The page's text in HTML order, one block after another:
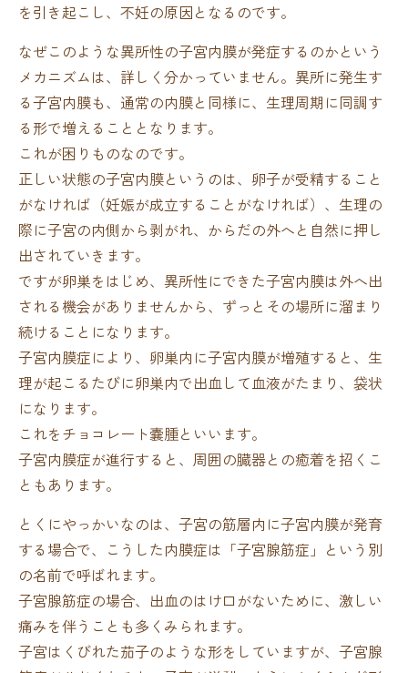
を引き起こし、不妊の原因となるのです。
なぜこのような異所性の子宮内膜が発症するのかという
メカニズムは、詳しく分かっていません。異所に発生す
る子宮内膜も、通常の内膜と同様に、生理周期に同調す
る形で増えることとなります。
これが困りものなのです。
正しい状態の子宮内膜というのは、卵子が受精すること
がなければ（妊娠が成立することがなければ）、生理の
際に子宮の内側から剥がれ、からだの外へと自然に押し
出されていきます。
ですが卵巣をはじめ、異所性にできた子宮内膜は外へ出
される機会がありませんから、ずっとその場所に溜まり
続けることになります。
子宮内膜症により、卵巣内に子宮内膜が増殖すると、生
理が起こるたびに卵巣内で出血して血液がたまり、袋状
になります。
これをチョコレート嚢腫といいます。
子宮内膜症が進行すると、周囲の臓器との癒着を招くこ
ともあります。
とくにやっかいなのは、子宮の筋層内に子宮内膜が発育
する場合で、こうした内膜症は「子宮腺筋症」という別
の名前で呼ばれます。
子宮腺筋症の場合、出血のはけ口がないために、激しい
痛みを伴うことも多くみられます。
子宮はくびれた茄子のような形をしていますが、子宮腺